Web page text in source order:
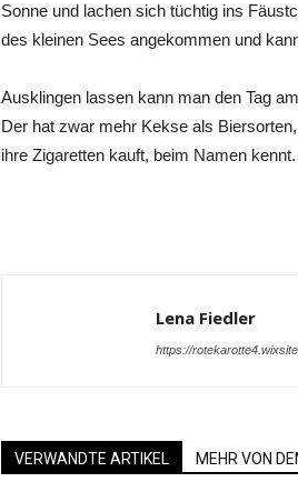
Sonne und lachen sich tüchtig ins
des kleinen Sees angekommen und
Ausklingen lassen kann man den Tag
Der hat zwar mehr Kekse als
ihre Zigaretten kauft, beim Namen kennt.
Lena Fiedler
https://
VERWANDTE ARTIKEL MEHR VON